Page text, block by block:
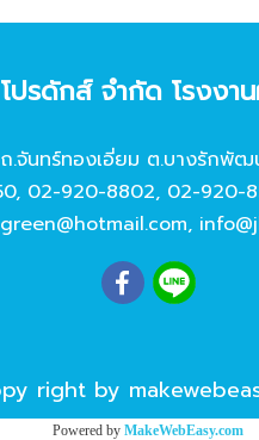
ปรดักส์ จํากัด โรงง
จันทร์ทองเอี่ยม ต.บางรักพัฒ
, 02-920-8802, 02-920-
,
right by
Powered by MakeWebEasy.com